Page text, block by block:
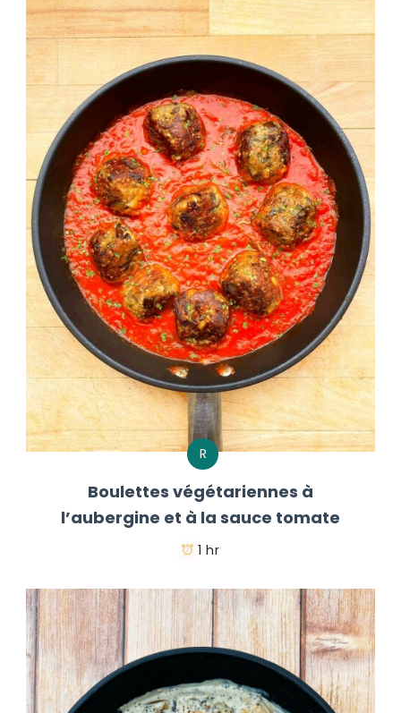
R
Boulettes végétariennes à
l’aubergine et à la sauce tomate
1 hr